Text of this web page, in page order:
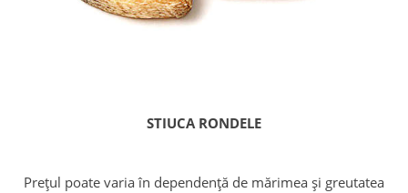
STIUCA RONDELE
Prețul poate varia în dependență de mărimea și greutatea